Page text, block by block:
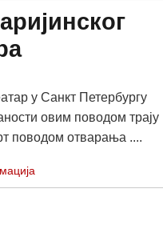
у Санкт Петербургу
овим поводом трају
поводом отварања ....